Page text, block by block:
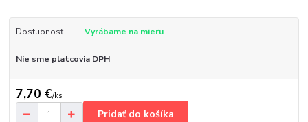
Dostupnosť Vyrábame na mieru
Nie sme platcovia DPH
7,70 €/ks
Pridať do košíka